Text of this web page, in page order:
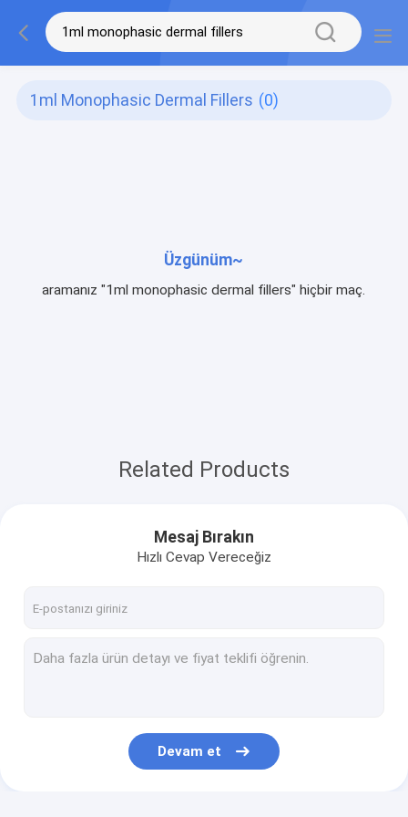
1ml Monophasic Dermal Fillers (0)
Üzgünüm~
aramanız "1ml monophasic dermal fillers" hiçbir maç.
Related Products
Mesaj Bırakın
Hızlı Cevap Vereceğiz
Devam et